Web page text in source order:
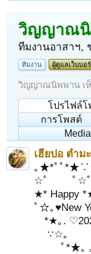
วิญญาณนิ
ทีมงานอาสาฯ,
ทีมงาน ผู้ดูแลเว็บบอ
วิญญาณนิพพาน เ
โปรไฟล์
การโพสต์
Media
เฮียปอ ตำม
｡★*ﾟﾟ
☆ﾟ ﾟ
★* Happy
ﾟ☆｡♥New
*★｡.
∵☆｡
ﾟ*★｡ ｡